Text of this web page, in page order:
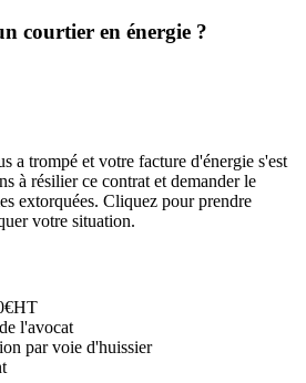
courtier en énergie ?
a trompé et votre facture d'énergie s'est
à résilier ce contrat et demander le
extorquées. Cliquez pour prendre
votre situation.
l'avocat
par voie d'huissier